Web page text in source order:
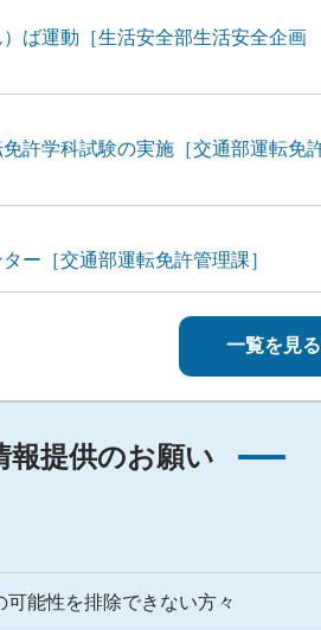
ば運動［生活安全部生活安全企画
許学科試験の実施［交通部運転免
ー［交通部運転免許管理課］
一覧を見る
報提供のお願い
能性を排除できない方々